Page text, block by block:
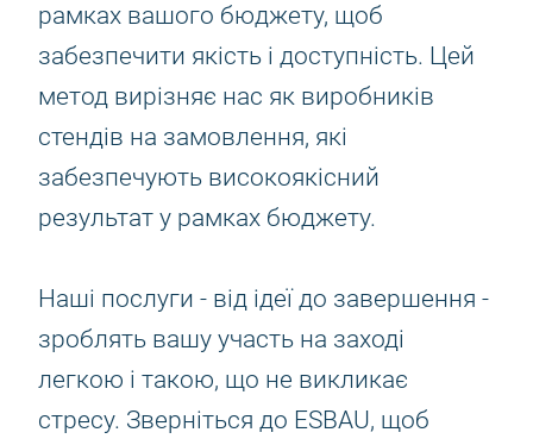
рамках вашого бюджету, щоб
забезпечити якість і доступність. Цей
метод вирізняє нас як виробників
стендів на замовлення, які
забезпечують високоякісний
результат у рамках бюджету.
Наші послуги - від ідеї до завершення -
зроблять вашу участь на заході
легкою і такою, що не викликає
стресу. Зверніться до ESBAU, щоб